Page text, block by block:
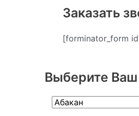
Заказать
[forminator_form
Выберите Ваш